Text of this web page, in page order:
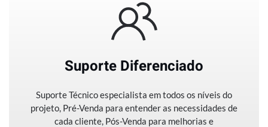
Suporte Diferenciado
Suporte Técnico especialista em todos os níveis do
projeto, Pré-Venda para entender as necessidades de
cada cliente, Pós-Venda para melhorias e